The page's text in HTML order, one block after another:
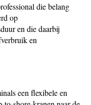
die belang
op
en die daarbij
en
een flexibele en